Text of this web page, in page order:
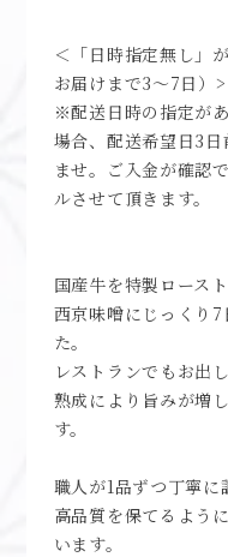
＜「日時指定無し」
お届けまで3～7日）>
※配送日時の指定が
場合、配送希望日3
ませ。ご入金が確認
ルさせて頂きます。
国産牛を特製ロース
西京味噌にじっくり
た。
レストランでもお出
熟成により旨みが増
す。
職人が1品ずつ丁寧に
高品質を保てるよう
います。